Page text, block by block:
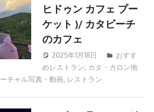
ヒドゥン カフェ プー
ケット )/ カタビーチ
のカフェ
2025年1月18日
patong003
おすす
めレストラン, カタ・カロン地
チャル写真・動画, レストラン